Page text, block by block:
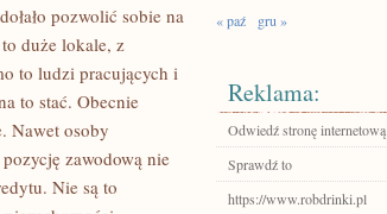
pozwolić sobie na
duże lokale, z
to ludzi pracujących i
to stać. Obecnie
Nawet osoby
zawodową nie
Nie są to
« paź gru »
Reklama:
Odwiedź stronę internetową
Sprawdź to
https://www.robdrinki.pl